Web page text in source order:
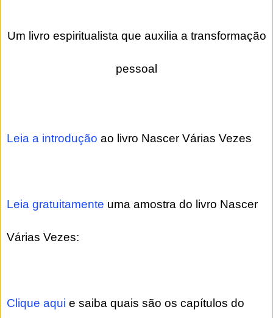
Um livro espiritualista que auxilia a transformação
pessoal
Leia a introdução ao livro Nascer Várias Vezes
Leia gratuitamente uma amostra do livro Nascer
Várias Vezes:
Clique aqui e saiba quais são os capítulos do